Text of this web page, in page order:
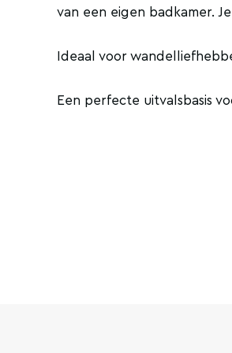
van een eigen badkamer.
Ideaal voor
Een perfecte uitvalsbasis